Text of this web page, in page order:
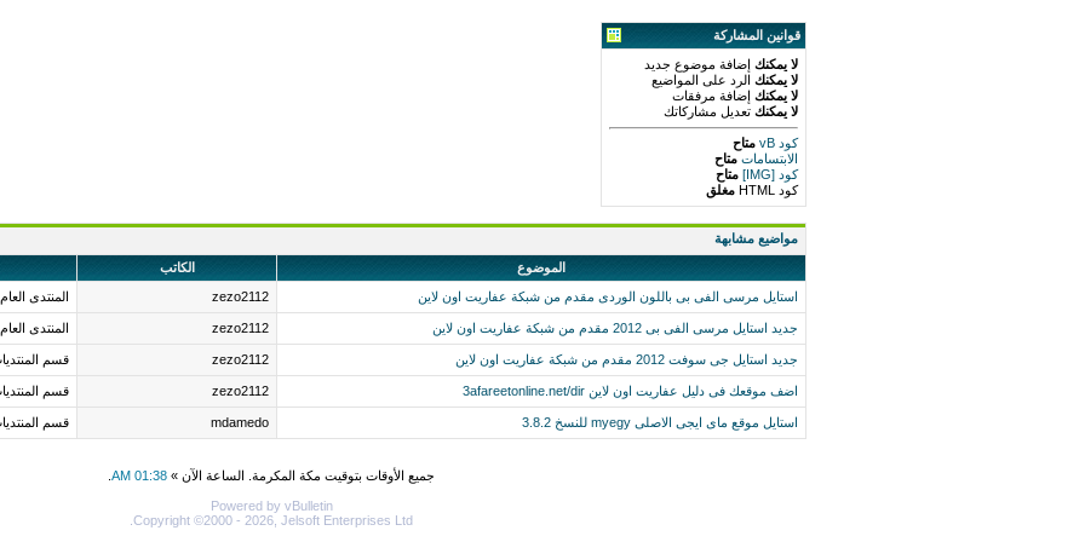
قوانين المشاركة
لا يمكنك إضافة موضوع جديد
لا يمكنك الرد على المواضيع
لا يمكنك إضافة مرفقات
لا يمكنك تعديل مشاركاتك
كود vB
متاح
الابتسامات متاح
كود [IMG]
متاح
كود HTML
مغلق
مواضيع مشابهة
الموضوع
الكاتب
استايل مرسى الفى بى باللون الوردى مقدم من شبكة عفاريت اون لاين
zezo2112 المنتدى العام
جديد استايل مرسى الفى بى 2012 مقدم من شبكة عفاريت اون لاين zezo2112 المنتدى العام
جديد استايل جى سوفت 2012 مقدم من شبكة عفاريت اون لاين zezo2112 قسم
اضف موقعك فى دليل عفاريت اون لاين 3afareetonline.net/dir zezo2112 قسم
استايل موقع ماى ايجى الاصلى myegy للنسخ 3.8.2 mdamedo قسم
جميع الأوقات بتوقيت مكة المكرمة. الساعة الآن » 01:38 AM
Powered by vBulletin
Copyright ©2000 - 2026, Jelsoft Enterprises Ltd.